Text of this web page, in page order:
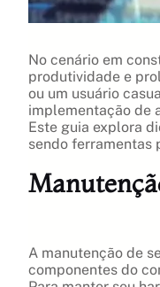
No cenário em
produtividade e
ou um usuário
implementação de
Este guia explora
sendo ferramentas
A manutenção de
componentes do